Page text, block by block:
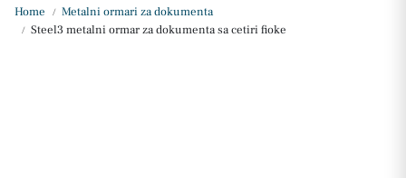
Home / Metalni ormari za dokumenta
/ Steel3 metalni ormar za dokumenta sa cetiri fioke